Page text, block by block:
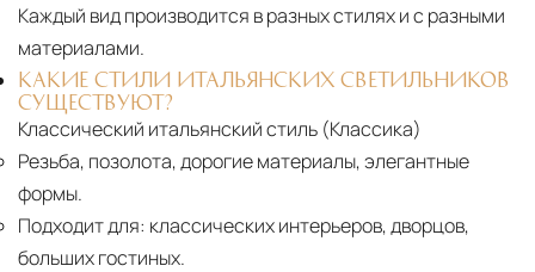
Каждый вид производится в разных стилях и с разными
материалами.
КАКИЕ СТИЛИ ИТАЛЬЯНСКИХ СВЕТИЛЬНИКОВ
СУЩЕСТВУЮТ?
Классический итальянский стиль (Классика)
Резьба, позолота, дорогие материалы, элегантные
формы.
Подходит для: классических интерьеров, дворцов,
больших гостиных.